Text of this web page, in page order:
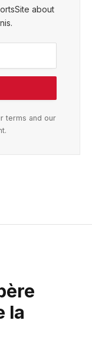
about
terms and our
la